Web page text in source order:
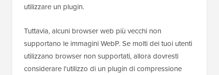
utilizzare un plugin.
Tuttavia, alcuni browser web più vecchi non
supportano le immagini WebP. Se molti dei tuoi utenti
utilizzano browser non supportati, allora dovresti
considerare l'utilizzo di un plugin di compressione